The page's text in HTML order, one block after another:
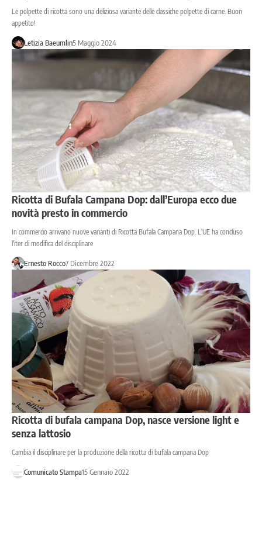
Le polpette di ricotta sono una deliziosa variante delle classiche polpette di carne. Buon
appetito!
Letizia Baeumlin5 Maggio 2024
Ricotta di Bufala Campana Dop: dall’Europa ecco due
novità presto in commercio
In commercio arrivano nuove varianti di Ricotta Bufala Campana Dop. L'UE ha concluso
l'iter di modifica del disciplinare
Ernesto Rocco7 Dicembre 2022
Ricotta di bufala campana Dop, nasce versione light e
senza lattosio
Cambia il disciplinare per la produzione della ricotta di bufala campana Dop
Comunicato Stampa15 Gennaio 2022